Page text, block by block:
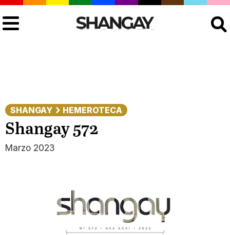
SHANGAY HEMEROTECA
Shangay 572
Marzo 2023